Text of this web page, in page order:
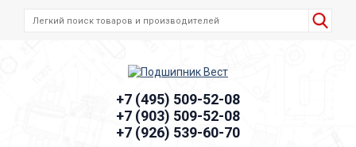
+7 (495) 509-52-08
+7 (903) 509-52-08
+7 (926) 539-60-70